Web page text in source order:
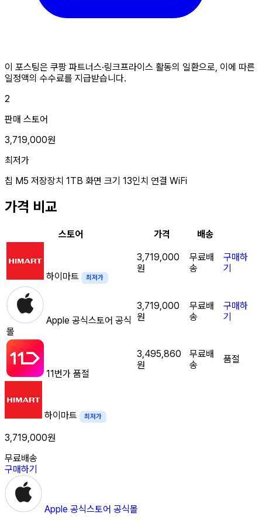
이 포스팅은 쿠팡 파트너스·링크프라이스 활동의 일환으로, 이에 따른
일정액의 수수료를 지급받습니다.
2
판매 스토어
3,719,000원
최저가
칩 M5 저장장치 1TB 화면 크기 13인치 연결 WiFi
가격 비교
스토어 가격 배송
하이마트 최저가
3,719,000
원
무료배
송
구매하
기
Apple 공식스토어 공식
몰
3,719,000
원
무료배
송
구매하
기
11번가 품절
3,495,860
원
무료배
송
품절
하이마트 최저가
3,719,000원
무료배송
구매하기
Apple 공식스토어 공식몰